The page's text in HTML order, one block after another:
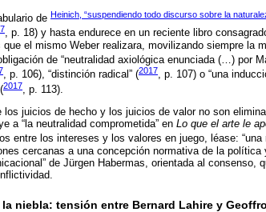
de Heinich, “suspendiendo todo discurso sobre la
, p. 18) y hasta endurece en un reciente libro
el mismo Weber realizara, movilizando siempre la
de “neutralidad axiológica enunciada (…) por
, p. 106), “distinción radical” (2017, p. 107) o “una
2017, p. 113).
juicios de hecho y los juicios de valor no son
a “la neutralidad comprometida” en Lo que el arte le
entre los intereses y los valores en juego, léase: “una
cercanas a una concepción normativa de la
de Jürgen Habermas, orientada al consenso,
niebla: tensión entre Bernard Lahire y